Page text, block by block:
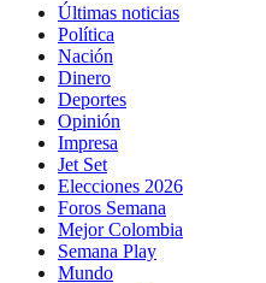
Últimas noticias
Política
Nación
Dinero
Deportes
Opinión
Impresa
Jet Set
Elecciones 2026
Foros Semana
Mejor Colombia
Semana Play
Mundo